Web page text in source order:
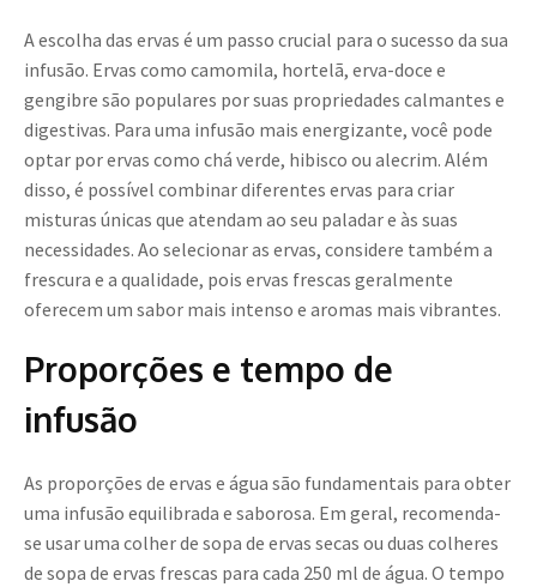
A escolha das ervas é um passo crucial para o sucesso da sua
infusão. Ervas como camomila, hortelã, erva-doce e
gengibre são populares por suas propriedades calmantes e
digestivas. Para uma infusão mais energizante, você pode
optar por ervas como chá verde, hibisco ou alecrim. Além
disso, é possível combinar diferentes ervas para criar
misturas únicas que atendam ao seu paladar e às suas
necessidades. Ao selecionar as ervas, considere também a
frescura e a qualidade, pois ervas frescas geralmente
oferecem um sabor mais intenso e aromas mais vibrantes.
Proporções e tempo de
infusão
As proporções de ervas e água são fundamentais para obter
uma infusão equilibrada e saborosa. Em geral, recomenda-
se usar uma colher de sopa de ervas secas ou duas colheres
de sopa de ervas frescas para cada 250 ml de água. O tempo